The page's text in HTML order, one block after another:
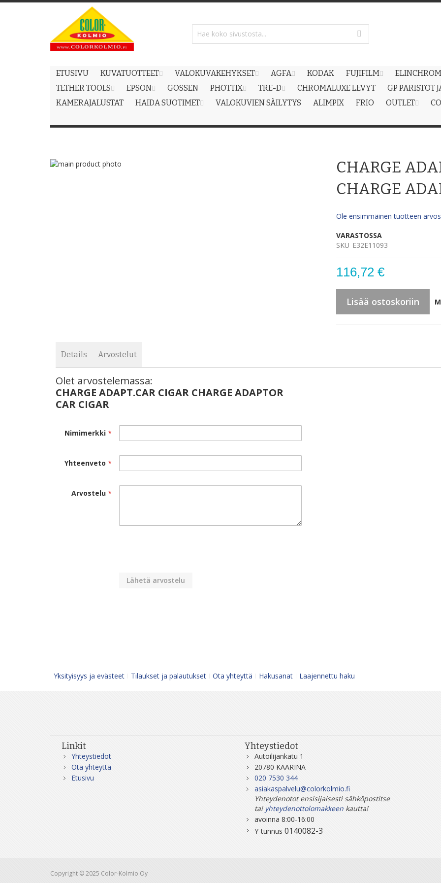
Content
ETUSIVU KUVATUOTTEET VALOKUVAKEHYKSET AGFA KODAK FUJIFILM
ELINCHROM
TETHER TOOLS
EPSON GOSSEN PHOTTIX TRE-D CHROMALUXE LEVYT
GP PARISTOT
KAMERAJALUSTAT
HAIDA SUOTIMET VALOKUVIEN SÄILYTYS ALIMPIX FRIO OUTLET
Skip
CHARGE
CHARGE
Ole ensimmäinen tuotteen
VARASTOSSA
SKU E32E11093
116,72 €
Lisää ostoskoriin
Details Arvostelut
Olet arvostelemassa:
CHARGE ADAPT.CAR CIGAR CHARGE ADAPTOR
CAR CIGAR
Nimimerkki
Yhteenveto
Arvostelu
Lähetä arvostelu
Yksityisyys ja evästeet Tilaukset ja palautukset Ota yhteyttä Hakusanat Laajennettu haku
Linkit
Yhteystiedot
Ota yhteyttä
Etusivu
Yhteystiedot
Autoilijankatu 1
20780 KAARINA
020 7530 344
asiakaspalvelu@colorkolmio.fi
Yhteydenotot ensisijaisesti sähköpostitse
tai yhteydenottolomakkeenkautta!
avoinna 8:00-16:00
Y-tunnus 0140082-3
Copyright © 2025 Color-Kolmio Oy